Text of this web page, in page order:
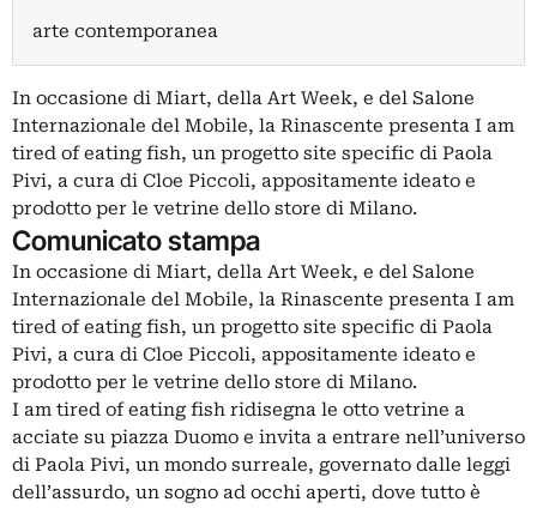
arte contemporanea
In occasione di Miart, della Art Week, e del Salone
Internazionale del Mobile, la Rinascente presenta I am
tired of eating fish, un progetto site specific di Paola
Pivi, a cura di Cloe Piccoli, appositamente ideato e
prodotto per le vetrine dello store di Milano.
Comunicato stampa
In occasione di Miart, della Art Week, e del Salone
Internazionale del Mobile, la Rinascente presenta I am
tired of eating fish, un progetto site specific di Paola
Pivi, a cura di Cloe Piccoli, appositamente ideato e
prodotto per le vetrine dello store di Milano.
I am tired of eating fish ridisegna le otto vetrine a
acciate su piazza Duomo e invita a entrare nell’universo
di Paola Pivi, un mondo surreale, governato dalle leggi
dell’assurdo, un sogno ad occhi aperti, dove tutto è